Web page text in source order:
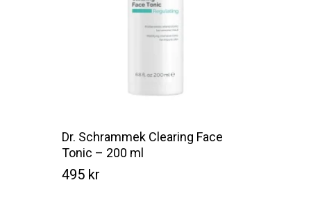
Dr. Schrammek Clearing Face
Tonic – 200 ml
495 kr